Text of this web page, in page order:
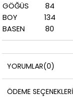
GÖĞÜS
84
BOY
134
BASEN
80
YORUMLAR(0)
ÖDEME SEÇENEKLERI